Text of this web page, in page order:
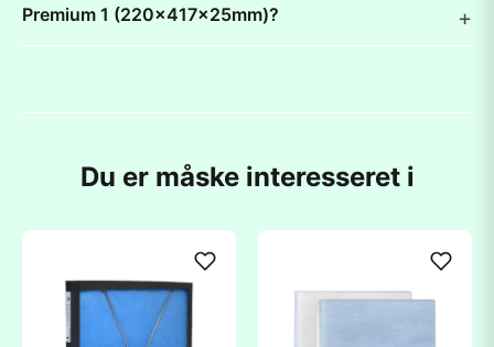
Premium 1 (220x417x25mm)?
Du er måske interesseret i